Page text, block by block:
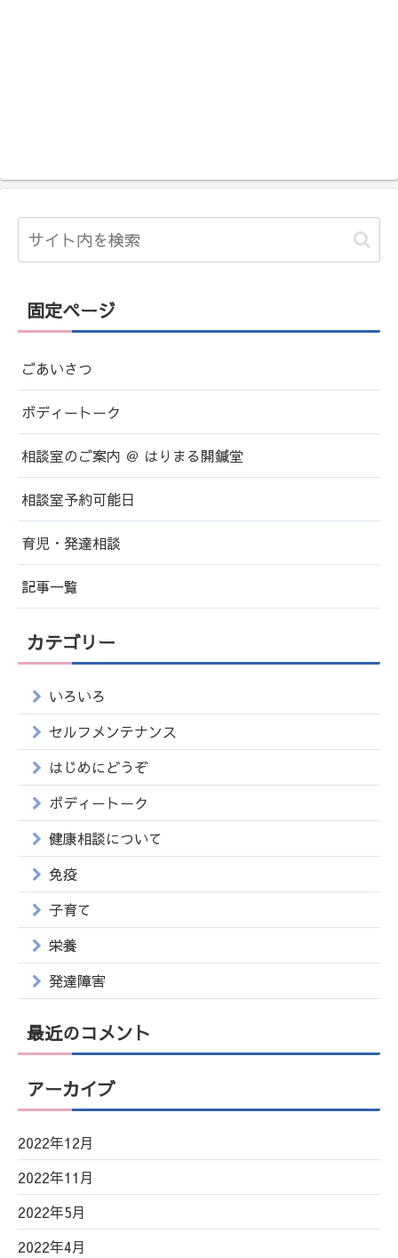
固定ページ
ごあいさつ
ボディートーク
相談室のご案内 ＠ はりまる開鍼堂
相談室予約可能日
育児・発達相談
記事一覧
カテゴリー
いろいろ
セルフメンテナンス
はじめにどうぞ
ボディートーク
健康相談について
免疫
子育て
栄養
発達障害
最近のコメント
アーカイブ
2022年12月
2022年11月
2022年5月
2022年4月